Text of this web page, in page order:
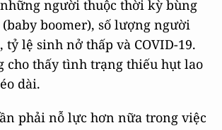
người thuộc thời kỳ bùng
boomer), số lượng người
tỷ lệ sinh nở thấp và COVID-19.
cho thấy tình trạng thiếu hụt lao
dài.
phải nỗ lực hơn nữa trong việc